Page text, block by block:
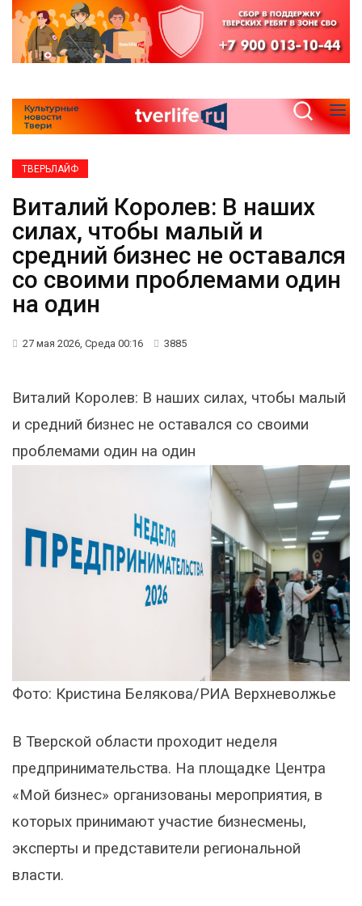
ТВЕРЬЛАЙФ
Виталий Королев: В наших
силах, чтобы малый и
средний бизнес не оставался
со своими проблемами один
на один
27 мая 2026, Среда 00:16 3885
Виталий Королев: В наших силах, чтобы малый
и средний бизнес не оставался со своими
проблемами один на один
Фото: Кристина Белякова/РИА Верхневолжье
В Тверской области проходит неделя
предпринимательства. На площадке Центра
«Мой бизнес» организованы мероприятия, в
которых принимают участие бизнесмены,
эксперты и представители региональной
власти.